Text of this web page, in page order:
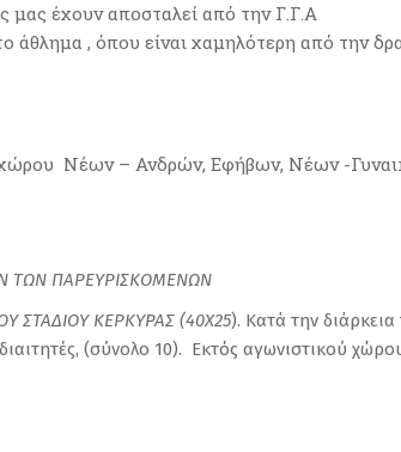
έχουν αποσταλεί από την Γ.Γ.Α
, όπου είναι χαμηλότερη από την
Νέων – Ανδρών, Εφήβων, Νέων -
ΤΩΝ ΠΑΡΕΥΡΙΣΚΟΜΕΝΩΝ
ΣΤΑΔΙΟΥ ΚΕΡΚΥΡΑΣ (40Χ25). Κατά την
(σύνολο 10). Εκτός αγωνιστικού